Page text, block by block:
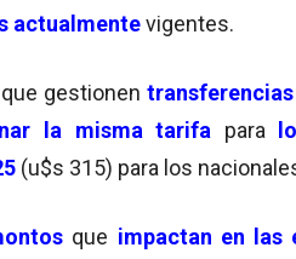
actualmentevigentes.
que gestionen
la misma tarifa para
(u$s 315) para los
que impactan en las